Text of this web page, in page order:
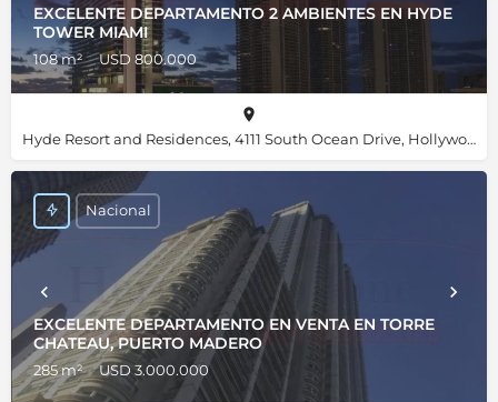
EXCELENTE DEPARTAMENTO 2 AMBIENTES EN HYDE
TOWER MIAMI
108 m² USD 800.000
Hyde Resort and Residences, 4111 South Ocean Drive, Hollywood, Florida 33019, Estados Unidos, 25.98667, -80.11892
EXCELENTE DEPARTAMENTO EN VENTA EN TORRE
CHATEAU, PUERTO MADERO
285 m² USD 3.000.000
Nacional